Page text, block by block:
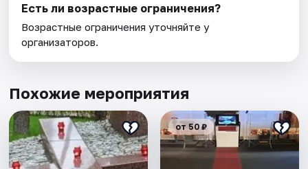
Есть ли возрастные ограничения?
Возрастные ограничения уточняйте у
организаторов.
Похожие мероприятия
от 50 ₽